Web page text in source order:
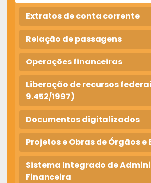
Extratos de conta corrente
Relação de passagens
Operações financeiras
Liberação de recursos
9.452/1997)
Documentos digitalizados
Projetos e Obras de Órgãos
Sistema Integrado de
Financeira